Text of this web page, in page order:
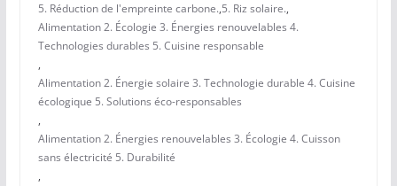
5. Réduction de l'empreinte carbone.,5. Riz solaire.,
Alimentation 2. Écologie 3. Énergies renouvelables 4.
Technologies durables 5. Cuisine responsable
,
Alimentation 2. Énergie solaire 3. Technologie durable 4. Cuisine
écologique 5. Solutions éco-responsables
,
Alimentation 2. Énergies renouvelables 3. Écologie 4. Cuisson
sans électricité 5. Durabilité
,